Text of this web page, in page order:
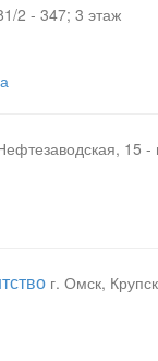
2 - 347; 3 этаж
15 -
г. Омск,